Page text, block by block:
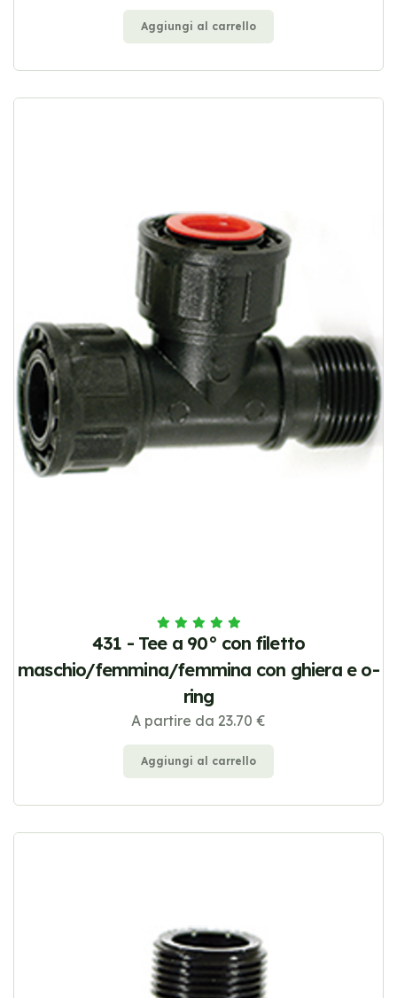
Aggiungi al carrello
431 - Tee a 90° con filetto
maschio/femmina/femmina con ghiera e o-
ring
A partire da 23.70 €
Aggiungi al carrello